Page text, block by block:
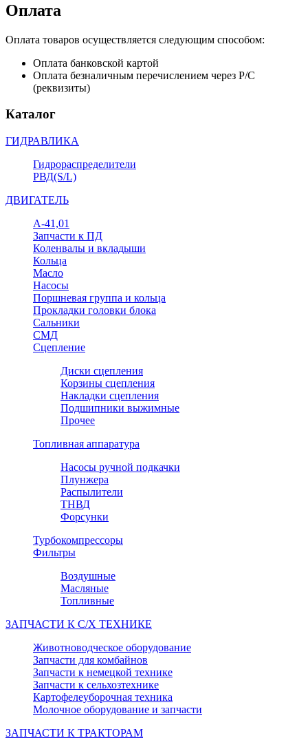
Оплата
Оплата товаров осуществляется следующим способом:
Оплата банковской картой
Оплата безналичным перечислением через Р/С
(реквизиты)
Каталог
ГИДРАВЛИКА
Гидрораспределители
РВД(S/L)
ДВИГАТЕЛЬ
А-41,01
Запчасти к ПД
Коленвалы и вкладыши
Кольца
Масло
Насосы
Поршневая группа и кольца
Прокладки головки блока
Сальники
СМД
Сцепление
Диски сцепления
Корзины сцепления
Накладки сцепления
Подшипники выжимные
Прочее
Топливная аппаратура
Насосы ручной подкачки
Плунжера
Распылители
ТНВД
Форсунки
Турбокомпрессоры
Фильтры
Воздушные
Масляные
Топливные
ЗАПЧАСТИ К С/Х ТЕХНИКЕ
Животноводческое оборудование
Запчасти для комбайнов
Запчасти к немецкой технике
Запчасти к сельхозтехнике
Картофелеуборочная техника
Молочное оборудование и запчасти
ЗАПЧАСТИ К ТРАКТОРАМ